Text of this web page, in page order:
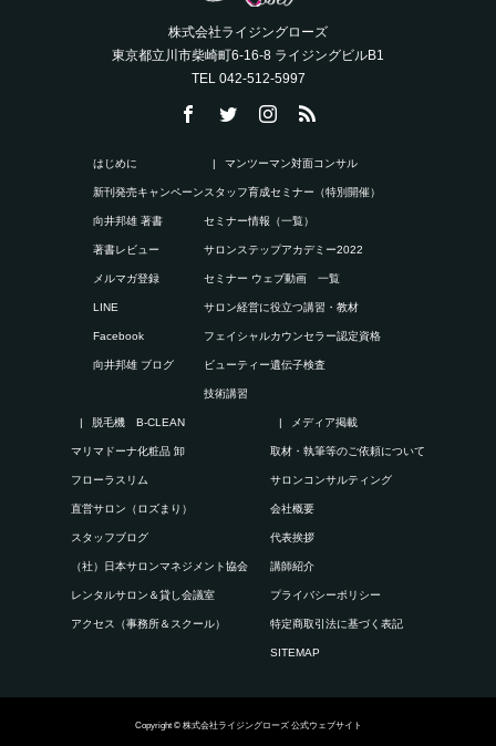
株式会社ライジングローズ
東京都立川市柴崎町6-16-8 ライジングビルB1
TEL 042-512-5997
はじめに
新刊発売キャンペーン
向井邦雄 著書
著書レビュー
メルマガ登録
LINE
Facebook
向井邦雄 ブログ
マンツーマン対面コンサル
スタッフ育成セミナー（特別開催）
セミナー情報（一覧）
サロンステップアカデミー2022
セミナー ウェブ動画 一覧
サロン経営に役立つ講習・教材
フェイシャルカウンセラー認定資格
ビューティー遺伝子検査
技術講習
脱毛機 B-CLEAN
マリマドーナ化粧品 卸
フローラスリム
直営サロン（ロズまり）
スタッフブログ
（社）日本サロンマネジメント協会
レンタルサロン＆貸し会議室
アクセス（事務所＆スクール）
メディア掲載
取材・執筆等のご依頼について
サロンコンサルティング
会社概要
代表挨拶
講師紹介
プライバシーポリシー
特定商取引法に基づく表記
SITEMAP
Copyright © 株式会社ライジングローズ 公式ウェブサイト